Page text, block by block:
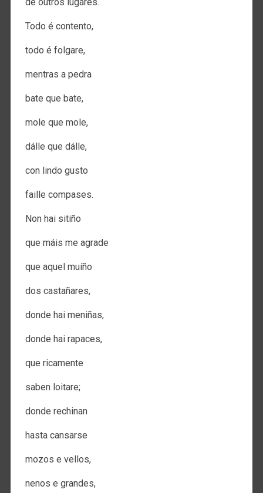
Todo é contento,
todo é folgare,
mentras a pedra
bate que bate,
mole que mole,
dálle que dálle,
con lindo gusto
faille compases.
Non hai sitiño
que máis me agrade
que aquel muíño
dos castañares,
donde hai meniñas,
donde hai rapaces,
que ricamente
saben loitare;
donde rechinan
hasta cansarse
mozos e vellos,
nenos e grandes,